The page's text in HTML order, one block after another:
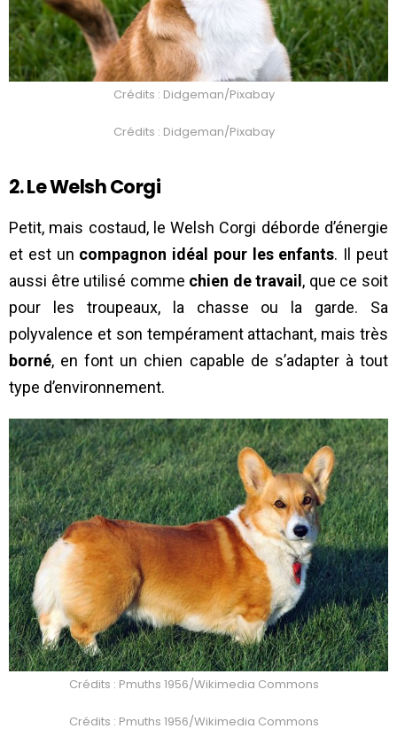
Crédits : Didgeman/Pixabay
Crédits : Didgeman/Pixabay
2. Le Welsh Corgi
Petit, mais costaud, le Welsh Corgi déborde d’énergie
et est un compagnon idéal pour les enfants. Il peut
aussi être utilisé comme chien de travail , que ce soit
pour les troupeaux, la chasse ou la garde. Sa
polyvalence et son tempérament attachant, mais très
borné, en font un chien capable de s’adapter à tout
type d’environnement.
Crédits : Pmuths 1956/Wikimedia Commons
Crédits : Pmuths 1956/Wikimedia Commons